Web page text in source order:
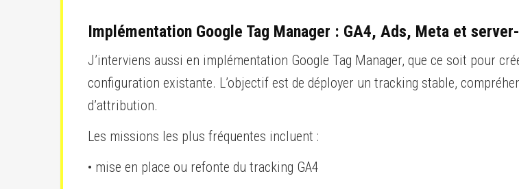
Implémentation Google Tag Manager : GA4, Ads, Meta et
J’interviens aussi en implémentation Google Tag Manager, que ce soit pour
configuration existante. L’objectif est de déployer un tracking stable,
d’attribution.
Les missions les plus fréquentes incluent :
• mise en place ou refonte du tracking GA4